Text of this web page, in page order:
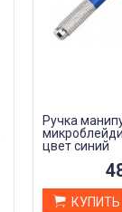
Ручка
цвет синий
КУПИТЬ